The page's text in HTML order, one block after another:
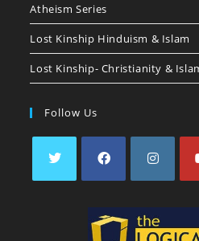
Atheism Series
Lost Kinship Hinduism & Islam
Lost Kinship- Christianity &
Follow Us